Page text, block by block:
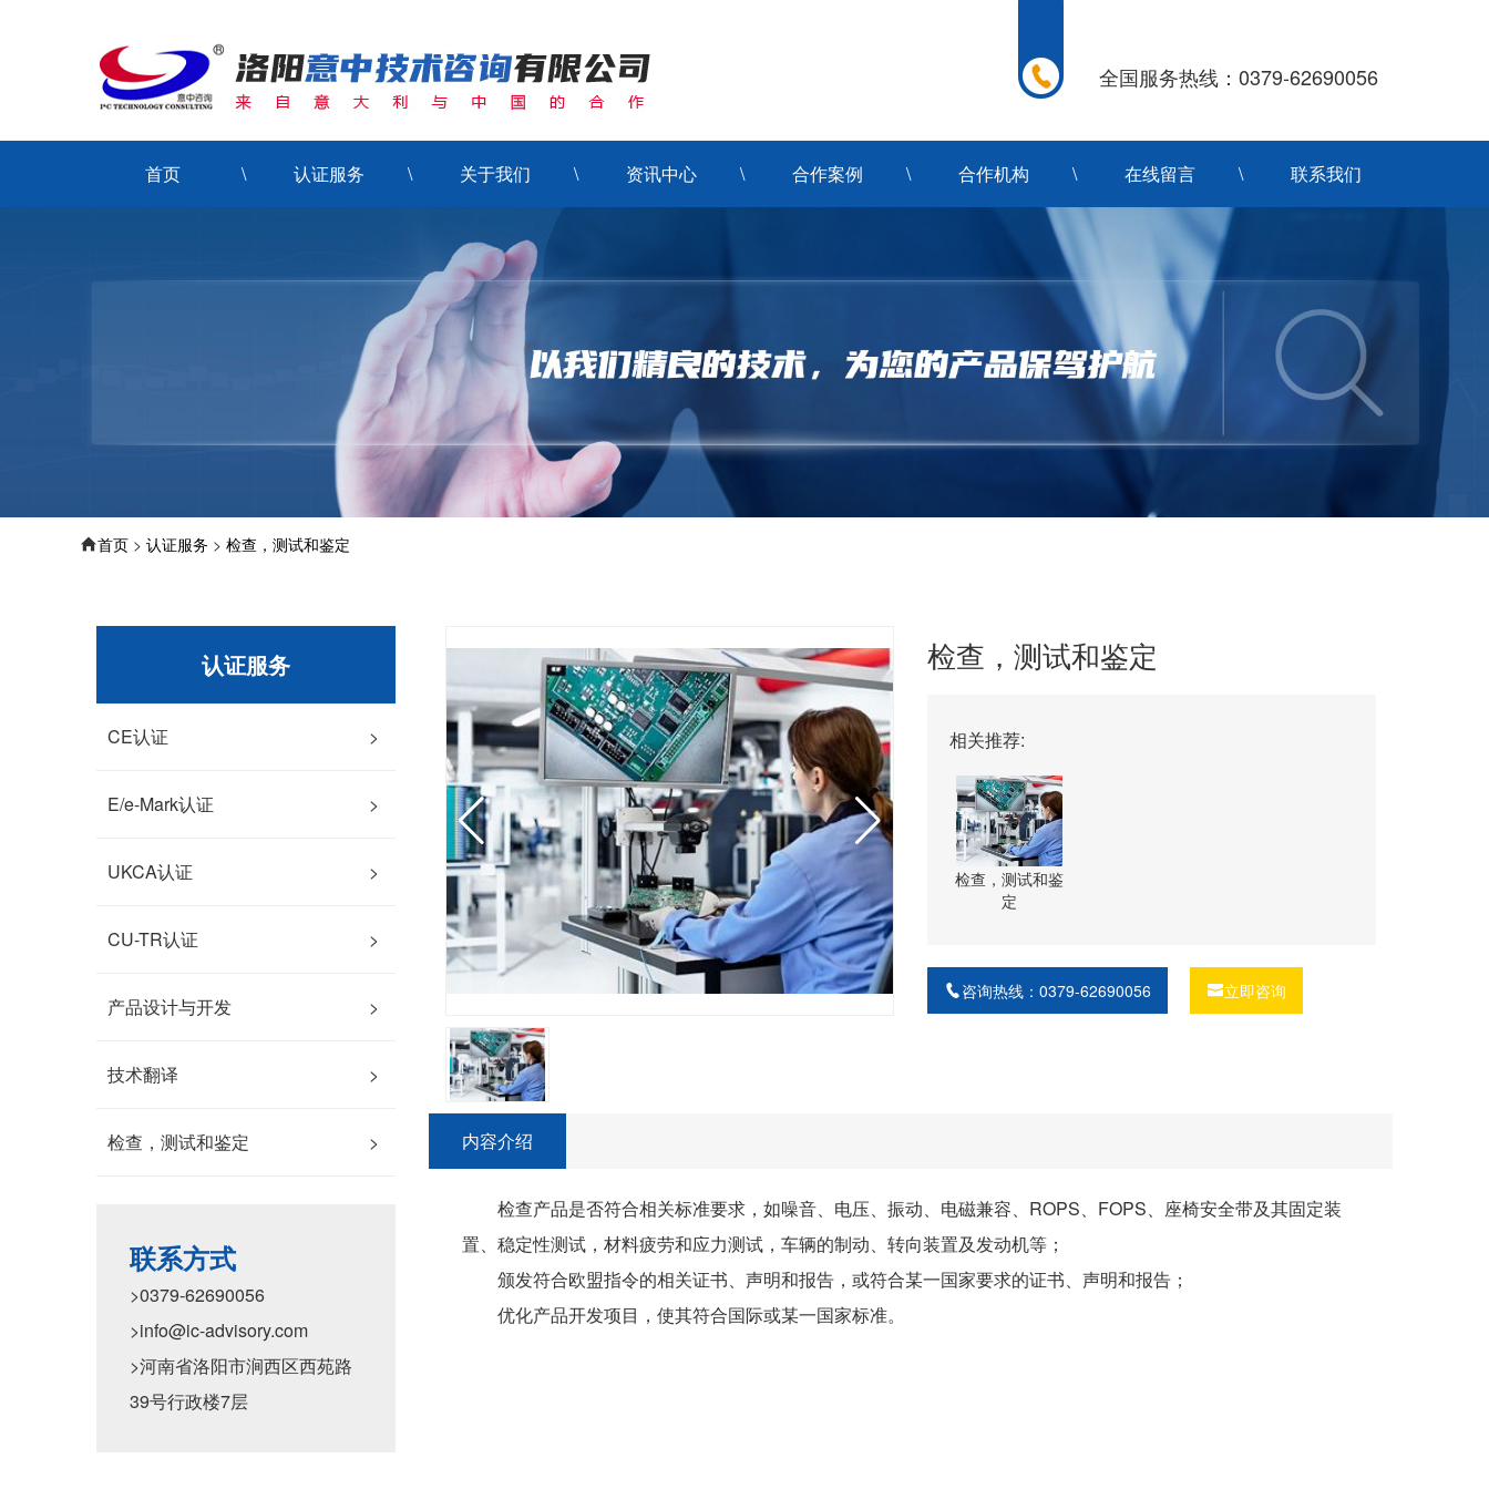
全国服务热线：0379-62690056
首页 认证服务 关于我们 资讯中心 合作案例 合作机构 在线留言 联系我们
首页 > 认证服务 > 检查，测试和鉴定
认证服务
>
CE认证
>
E/e-Mark认证
>
UKCA认证
>
CU-TR认证
>
产品设计与开发
>
技术翻译
>
检查，测试和鉴定
联系方式
>0379-62690056
>info@ic-advisory.com
>河南省洛阳市涧西区西苑路
39号行政楼7层
检查，测试和鉴定
相关推荐:
检查，测试和鉴
定
咨询热线：0379-62690056 立即咨询
内容介绍
检查产品是否符合相关标准要求，如噪音、电压、振动、电磁兼容、ROPS、FOPS、座椅安全带及其固定装
置、稳定性测试，材料疲劳和应力测试，车辆的制动、转向装置及发动机等；
颁发符合欧盟指令的相关证书、声明和报告，或符合某一国家要求的证书、声明和报告；
优化产品开发项目，使其符合国际或某一国家标准。